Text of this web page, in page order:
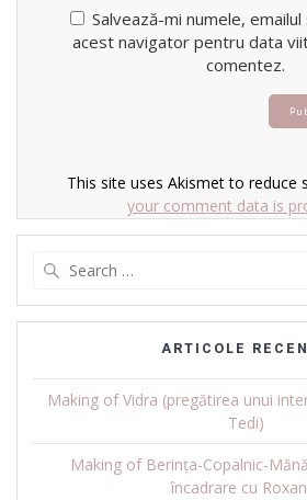
Salvează-mi numele,
acest navigator pentru data
comentez.
This site uses Akismet to reduce
your comment data is
ARTICOLE
Making of Vidra (pregătirea unui
Tedi)
Making of Berința-Copalnic-
încadrare cu